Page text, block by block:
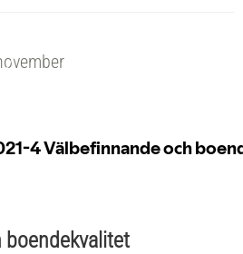
boendekvalitet